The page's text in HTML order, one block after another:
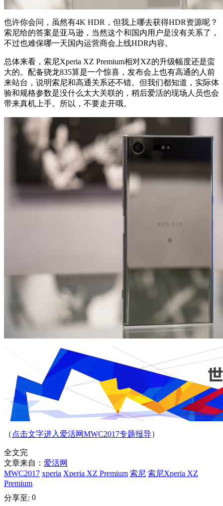
也许你会问，虽然有4K HDR，但我上哪去获得HDR资源呢？
索尼给的答案是亚马逊，当然这个和国内用户是没有关系了，
不过也难保哪一天国内运营商会上线HDR内容。
总体来看，索尼Xperia XZ Premium相对XZ的升级幅度还是蛮
大的。配备骁龙835算是一个惊喜，发布会上也有高通的人前
来站台，说明索尼和高通关系还不错。但我们都知道，实际体
验和规格参数是没什么太大关联的，稍后爱活的现场人员也会
带来真机上手。所以，不要走开哦。
（ 点击文字进入爱活网MWC2017专题报导）
全文完
文章来自： 爱活网
MWC2017 xperia Xperia XZ Premium 索尼 索尼Xperia XZ
Premium
分享至: 0